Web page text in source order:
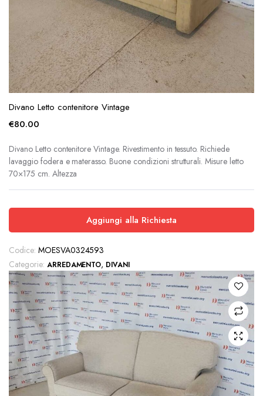
Divano Letto contenitore Vintage
€80.00
Divano Letto contenitore Vintage. Rivestimento in tessuto. Richiede
lavaggio fodera e materasso. Buone condizioni strutturali. Misure letto
70×175 cm. Altezza
Aggiungi alla Richiesta
Codice: MOESVA0324593
Categorie: ARREDAMENTO, DIVANI